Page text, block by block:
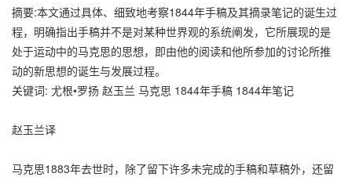
摘要:本文通过具体、细致地考察1844年手稿及其摘录笔记的诞生过
程，明确指出手稿并不是对某种世界观的系统阐发，它所展现的是
处于运动中的马克思的思想，即由他的阅读和他所参加的讨论所推
动的新思想的诞生与发展过程。
关键词: 尤根•罗扬 赵玉兰 马克思 1844年手稿 1844年笔记
赵玉兰译
马克思1883年去世时，除了留下许多未完成的手稿和草稿外，还留